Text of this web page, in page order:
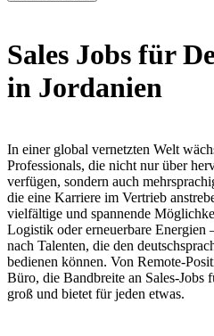
Sales Jobs für
in Jordanien
In einer global vernetzten Welt
Professionals, die nicht nur über
verfügen, sondern auch
die eine Karriere im Vertrieb
vielfältige und spannende
Logistik oder erneuerbare Energien
nach Talenten, die den
bedienen können. Von Remote-
Büro, die Bandbreite an Sales-Jobs
groß und bietet für jeden etwas.